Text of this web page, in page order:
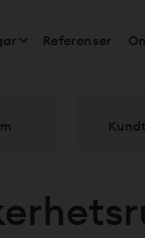
Referenser